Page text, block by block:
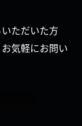
ただいた方
気軽にお問い